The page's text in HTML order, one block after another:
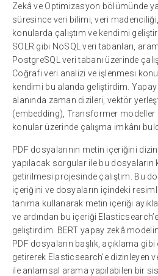
Zekâ ve Optimizasyon bölümünde
süresince veri bilimi, veri
konularda çalıştım ve kendimi
SOLR gibi NoSQL veri tabanları,
PostgreSQL veri tabanı üzerinde
Coğrafi veri analizi ve işlenmesi
kendimi bu alanda geliştirdim.
alanında zaman dizileri, vektör
(embedding), Transformer modeller
konular üzerinde çalışma imkânı
PDF dosyalarının metin içeriğini
yapılacak sorgular ile bu dosyaların
getirilmesi projesinde çalıştım. Bu
içeriğini ve dosyaların içindeki
tanıma kullanarak metin içeriği
ve ardından bu içeriği
geliştirdim. BERT yapay zekâ
PDF dosyaların başlık, açıklama
getirerek Elasticsearch’e dizinleyen
ile anlamsal arama yapılabilen bir